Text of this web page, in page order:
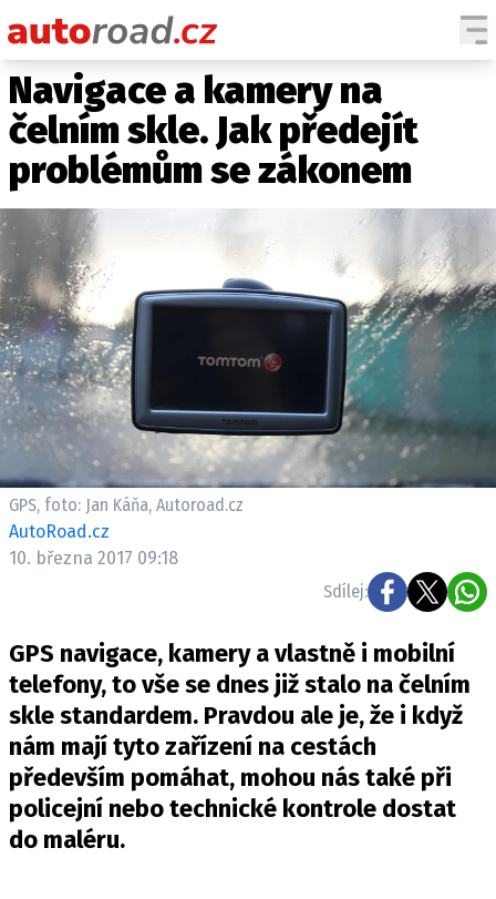
AUTA
TESTY AUT
NOVINKY
HISTORIE
ZAJÍMAVOSTI
EKONOMIKA
TUNING
PROFI
ELEKTRO
NOVINKY ZE SVĚTA EV
TESTY ELEKTROMOBILŮ
RALLY
OSTATNÍ
ROZHOVORY
Navigace a kamery na
čelním skle. Jak předejít
problémům se zákonem
GPS, foto: Jan Káňa, Autoroad.cz
AutoRoad.cz
10. března 2017 09:18
Sdílej:
GPS navigace, kamery a vlastně i mobilní
telefony, to vše se dnes již stalo na čelním
skle standardem. Pravdou ale je, že i když
nám mají tyto zařízení na cestách
především pomáhat, mohou nás také při
policejní nebo technické kontrole dostat
do maléru.